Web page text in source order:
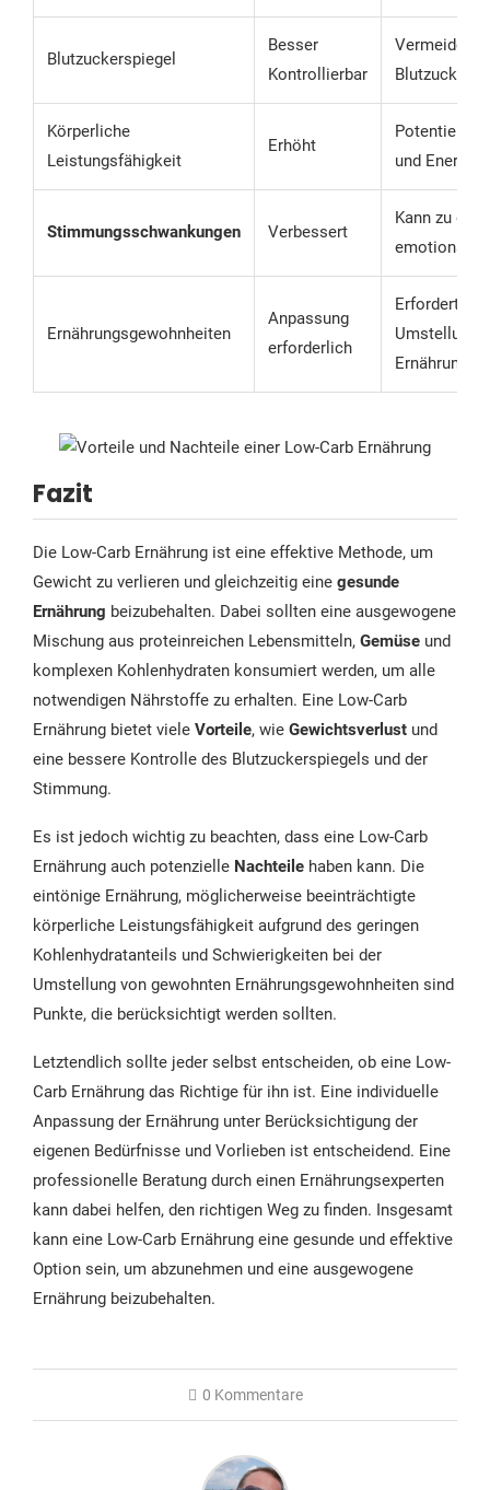
Blutzuckerspiegel
Besser
Kontrollierbar
Vermeidet
Körperliche
Leistungsfähigkeit
Erhöht
Potentiell
und Energie
Stimmungsschwankungen Verbessert
Kann zu
emotionalen
Ernährungsgewohnheiten
Anpassung
erforderlich
Erfordert
Umstellung
Fazit
Die Low-Carb Ernährung ist eine effektive Methode, um
Gewicht zu verlieren und gleichzeitig eine gesunde
Ernährung beizubehalten. Dabei sollten eine ausgewogene
Mischung aus proteinreichen Lebensmitteln, Gemüse und
komplexen Kohlenhydraten konsumiert werden, um alle
notwendigen Nährstoffe zu erhalten. Eine Low-Carb
Ernährung bietet viele Vorteile, wie Gewichtsverlust und
eine bessere Kontrolle des Blutzuckerspiegels und der
Stimmung.
Es ist jedoch wichtig zu beachten, dass eine Low-Carb
Ernährung auch potenzielle Nachteile haben kann. Die
eintönige Ernährung, möglicherweise beeinträchtigte
körperliche Leistungsfähigkeit aufgrund des geringen
Kohlenhydratanteils und Schwierigkeiten bei der
Umstellung von gewohnten Ernährungsgewohnheiten sind
Punkte, die berücksichtigt werden sollten.
Letztendlich sollte jeder selbst entscheiden, ob eine Low-
Carb Ernährung das Richtige für ihn ist. Eine individuelle
Anpassung der Ernährung unter Berücksichtigung der
eigenen Bedürfnisse und Vorlieben ist entscheidend. Eine
professionelle Beratung durch einen Ernährungsexperten
kann dabei helfen, den richtigen Weg zu finden. Insgesamt
kann eine Low-Carb Ernährung eine gesunde und effektive
Option sein, um abzunehmen und eine ausgewogene
Ernährung beizubehalten.
0 Kommentare